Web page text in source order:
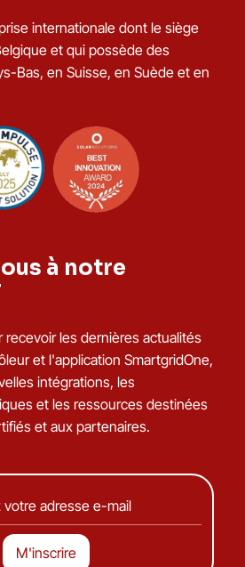
internationale dont le siège
et qui possède des
Bas, en Suisse, en Suède et en
à notre
les dernières actualités
et l'application SmartgridOne,
intégrations, les
et les ressources destinées
et aux partenaires.